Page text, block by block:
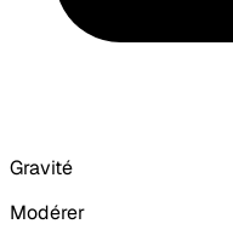
Gravité
Modérer